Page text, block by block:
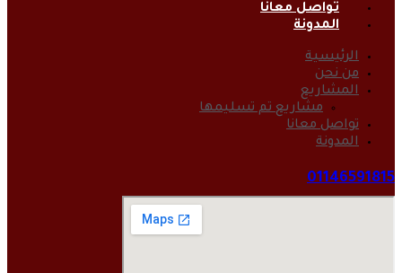
تواصل معانا
المدونة
الرئيسية
من نحن
المشاريع
مشاريع تم تسليمها
تواصل معانا
المدونة
01146591815